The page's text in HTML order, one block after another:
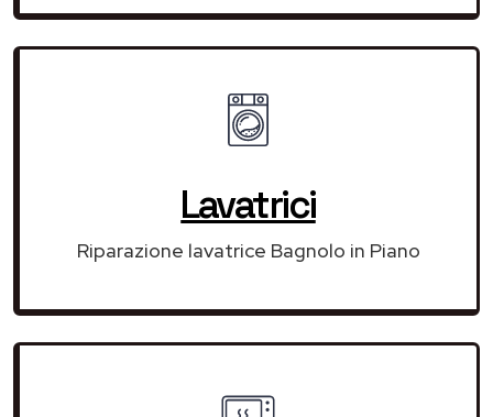
Lavatrici
Riparazione lavatrice Bagnolo in Piano